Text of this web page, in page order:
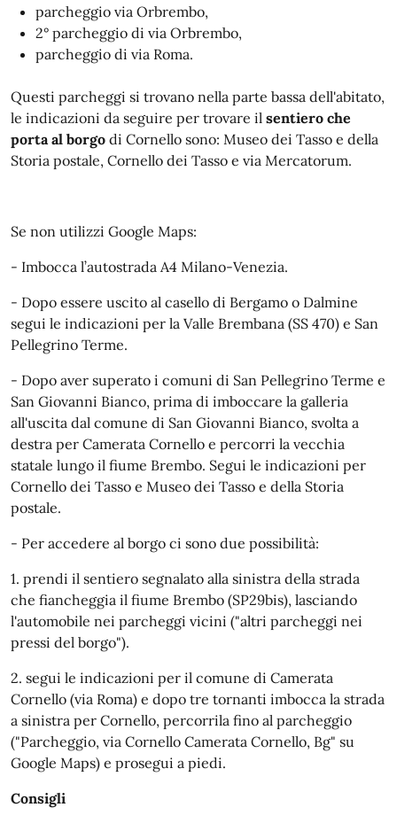
parcheggio via Orbrembo,
2° parcheggio di via Orbrembo,
parcheggio di via Roma.
Questi parcheggi si trovano nella parte bassa dell'abitato,
le indicazioni da seguire per trovare il sentiero che
porta al borgo di Cornello sono: Museo dei Tasso e della
Storia postale, Cornello dei Tasso e via Mercatorum.
Se non utilizzi Google Maps:
- Imbocca l’autostrada A4 Milano-Venezia.
- Dopo essere uscito al casello di Bergamo o Dalmine
segui le indicazioni per la Valle Brembana (SS 470) e San
Pellegrino Terme.
- Dopo aver superato i comuni di San Pellegrino Terme e
San Giovanni Bianco, prima di imboccare la galleria
all'uscita dal comune di San Giovanni Bianco, svolta a
destra per Camerata Cornello e percorri la vecchia
statale lungo il fiume Brembo. Segui le indicazioni per
Cornello dei Tasso e Museo dei Tasso e della Storia
postale.
- Per accedere al borgo ci sono due possibilità:
1. prendi il sentiero segnalato alla sinistra della strada
che fiancheggia il fiume Brembo (SP29bis), lasciando
l'automobile nei parcheggi vicini ("altri parcheggi nei
pressi del borgo").
2. segui le indicazioni per il comune di Camerata
Cornello (via Roma) e dopo tre tornanti imbocca la strada
a sinistra per Cornello, percorrila fino al parcheggio
("Parcheggio, via Cornello Camerata Cornello, Bg" su
Google Maps) e prosegui a piedi.
Consigli